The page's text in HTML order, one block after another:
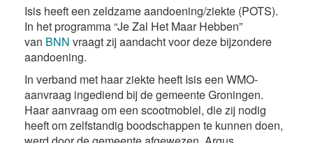
Isis heeft een zeldzame aandoening/ziekte (POTS).
In het programma “Je Zal Het Maar Hebben”
van BNN vraagt zij aandacht voor deze bijzondere
aandoening.
In verband met haar ziekte heeft Isis een WMO-
aanvraag ingediend bij de gemeente Groningen.
Haar aanvraag om een scootmobiel, die zij nodig
heeft om zelfstandig boodschappen te kunnen doen,